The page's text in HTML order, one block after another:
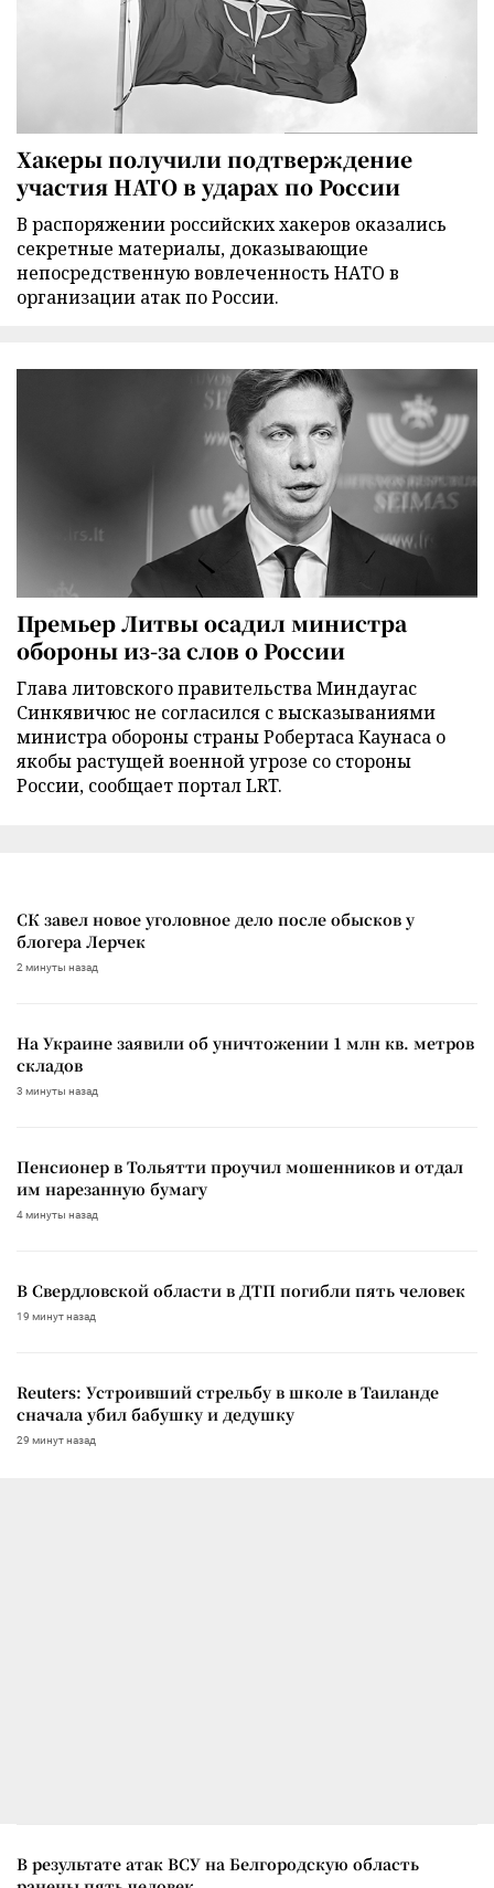
Хакеры получили подтверждение
участия НАТО в ударах по России
В распоряжении российских хакеров оказались
секретные материалы, доказывающие
непосредственную вовлеченность НАТО в
организации атак по России.
Премьер Литвы осадил министра
обороны из-за слов о России
Глава литовского правительства Миндаугас
Синкявичюс не согласился с высказываниями
министра обороны страны Робертаса Каунаса о
якобы растущей военной угрозе со стороны
России, сообщает портал LRT.
СК завел новое уголовное дело после обысков у
блогера Лерчек
2 минуты назад
На Украине заявили об уничтожении 1 млн кв. метров
складов
3 минуты назад
Пенсионер в Тольятти проучил мошенников и отдал
им нарезанную бумагу
4 минуты назад
В Свердловской области в ДТП погибли пять человек
19 минут назад
Reuters: Устроивший стрельбу в школе в Таиланде
сначала убил бабушку и дедушку
29 минут назад
В результате атак ВСУ на Белгородскую область